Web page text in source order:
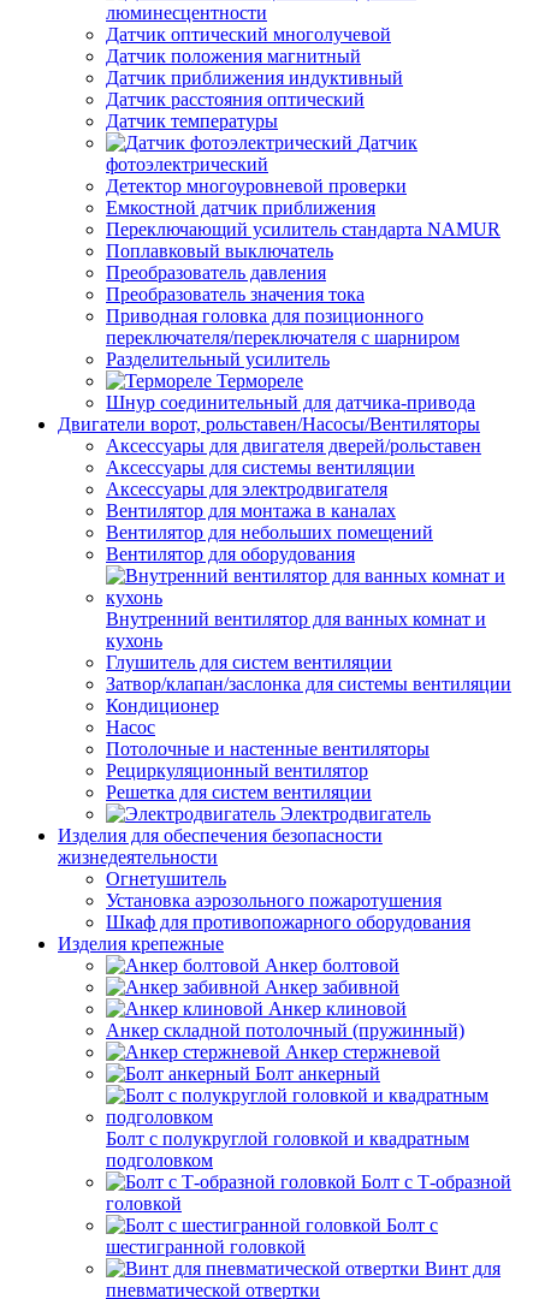
люминесцентности
Датчик оптический многолучевой
Датчик положения магнитный
Датчик приближения индуктивный
Датчик расстояния оптический
Датчик температуры
Датчик
фотоэлектрический
Детектор многоуровневой проверки
Емкостной датчик приближения
Переключающий усилитель стандарта NAMUR
Поплавковый выключатель
Преобразователь давления
Преобразователь значения тока
Приводная головка для позиционного
переключателя/переключателя с шарниром
Разделительный усилитель
Термореле
Шнур соединительный для датчика-привода
Двигатели ворот, рольставен/Насосы/Вентиляторы
Аксессуары для двигателя дверей/рольставен
Аксессуары для системы вентиляции
Аксессуары для электродвигателя
Вентилятор для монтажа в каналах
Вентилятор для небольших помещений
Вентилятор для оборудования
Внутренний вентилятор для ванных комнат и
кухонь
Глушитель для систем вентиляции
Затвор/клапан/заслонка для системы вентиляции
Кондиционер
Насос
Потолочные и настенные вентиляторы
Рециркуляционный вентилятор
Решетка для систем вентиляции
Электродвигатель
Изделия для обеспечения безопасности
жизнедеятельности
Огнетушитель
Установка аэрозольного пожаротушения
Шкаф для противопожарного оборудования
Изделия крепежные
Анкер болтовой
Анкер забивной
Анкер клиновой
Анкер складной потолочный (пружинный)
Анкер стержневой
Болт анкерный
Болт с полукруглой головкой и квадратным
подголовком
Болт с Т-образной
головкой
Болт с
шестигранной головкой
Винт для
пневматической отвертки